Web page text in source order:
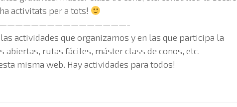
activitats per a tots!
actividades que organizamos y en las que participa la
abiertas, rutas fáciles, máster class de conos, etc.
misma web. Hay actividades para todos!